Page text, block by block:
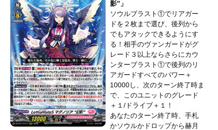
影”」
ソウルブラスト①でリアガー
ドを２枚まで選び、後列から
でもアタックできるようにす
る！相手のヴァンガードがグ
レード３以上ならさらにカウ
ンターブラスト①で後列のリ
アガードすべてのパワー＋
10000し、次のターン終了時ま
で、このユニットのグレード
＋１/ドライブ＋１！
あなたのターン終了時、手札
かソウルかドロップから赫月